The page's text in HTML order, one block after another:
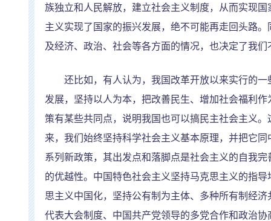
族独立和人民解放，建立社会主义制度，从而实现
主义实现了国家的振兴发展，绝不可能再走回头路
及经济、政治、社会等各方面的情况，也决定了我
还比如，有人认为，我国改革开放以来实行的一
发展，坚持以人为本，把改善民生、增加社会福利
策有某些共同点，说明我国也可以搞民主社会主义
来，我们始终坚持科学社会主义基本原理，并把它
系列新政策，其出发点和落脚点是社会主义的自我
的优越性。中国特色社会主义坚持马克思主义的指
思主义中国化，坚持公有制为主体、多种所有制经
代表大会制度、中国共产党领导的多党合作和政治